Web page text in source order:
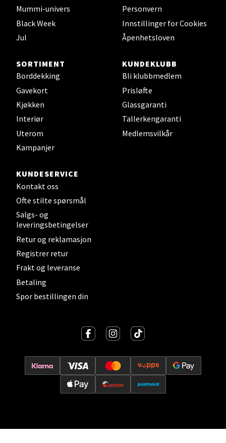
Mummi-univers
Black Week
Jul
Personvern
Innstillinger for Cookies
Åpenhetsloven
SORTIMENT
Borddekking
Gavekort
Kjøkken
Interiør
Uterom
Kampanjer
KUNDEKLUBB
Bli klubbmedlem
Prisløfte
Glassgaranti
Tallerkengaranti
Medlemsvilkår
KUNDESERVICE
Kontakt oss
Ofte stilte spørsmål
Salgs- og
leveringsbetingelser
Retur og reklamasjon
Registrer retur
Frakt og leveranse
Betaling
Spor bestillingen din
Leirvik - Stord
Åpent i dag 10-17
0 i butikk
Åpent i dag 10-21
Lillehammer - Strandtorget
Velg